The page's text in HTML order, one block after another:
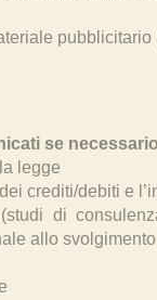
se
legge
crediti/debiti e
di
allo